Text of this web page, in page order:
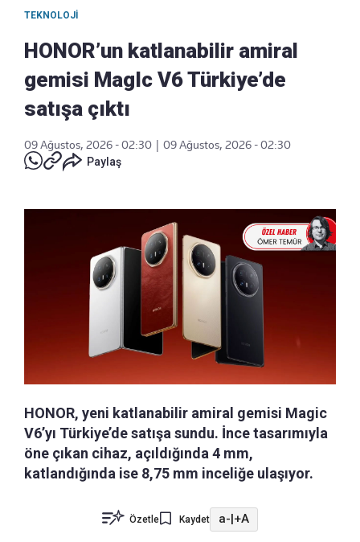
TEKNOLOJI
HONOR’un katlanabilir amiral
gemisi MagIc V6 Türkiye’de
satışa çıktı
09 Ağustos, 2026 - 02:30
09 Ağustos, 2026 - 02:30
Paylaş
HONOR, yeni katlanabilir amiral gemisi Magic
V6’yı Türkiye’de satışa sundu. İnce tasarımıyla
öne çıkan cihaz, açıldığında 4 mm,
katlandığında ise 8,75 mm inceliğe ulaşıyor.
Özetle Kaydet a- +A